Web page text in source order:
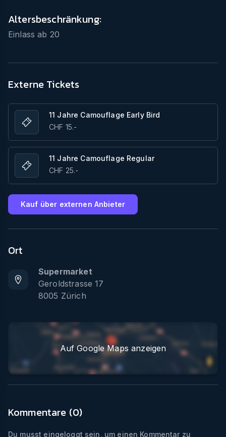
Altersbeschränkung:
Einlass ab 20
Externe Tickets
11 Jahre Camouflage Early Bird
CHF 15.-
11 Jahre Camouflage Regular
CHF 25.-
Kauf über externen Anbieter
Ort
Supermarket
Geroldstrasse 17
8005 Zürich
Auf Google Maps anzeigen
Kommentare (0)
Du musst eingeloggt sein, um einen Kommentar zu